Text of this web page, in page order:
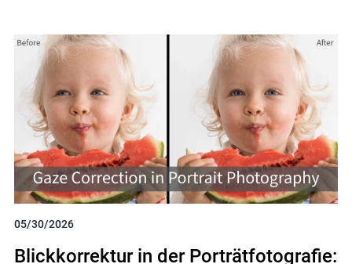
05/30/2026
Blickkorrektur in der Porträtfotografie: